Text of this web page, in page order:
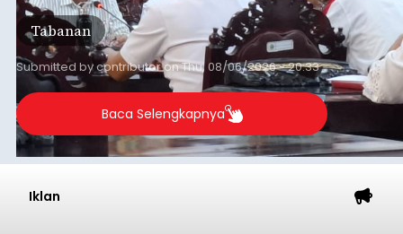
balitribune.co.id I Tabanan -
Badan Anggaran
(Banggar) DPRD Tabanan mendesak pemerintah
daerah setempat untuk melakukan optimalisasi
Pendapatan Asli Daerah (PAD) pada tahun
anggaran 2027.
Optimalisasi penerimaan dari sisi PAD itu dirasa
perlu karena APBD Tabanan pada 2027 diproyeksi
mengalami penurunan pendapatan, terutama
akibat pemangkasan dana Transfer Ke Luar